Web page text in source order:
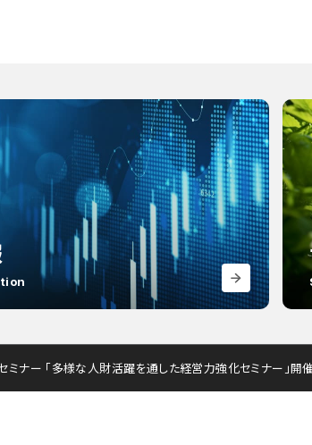
ナー 「多様な人財活躍を通した経営力強化セミナー」開